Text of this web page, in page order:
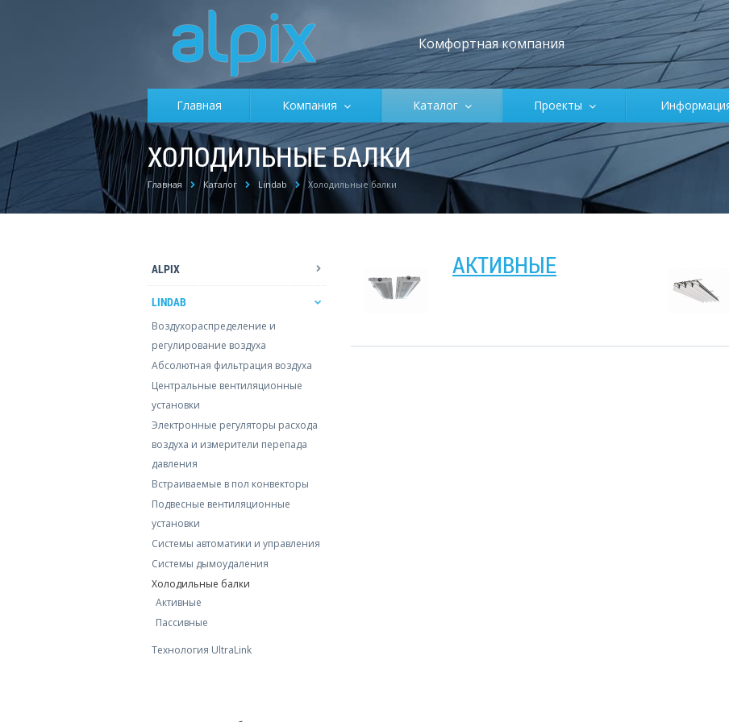
Комфортная компания
Главная Компания Каталог Проекты
ХОЛОДИЛЬНЫЕ БАЛКИ
Главная Каталог Lindab Холодильные балки
ALPIX
LINDAB
Воздухораспределение и
регулирование воздуха
Абсолютная фильтрация воздуха
Центральные вентиляционные
установки
Электронные регуляторы расхода
воздуха и измерители перепада
давления
Встраиваемые в пол конвекторы
Подвесные вентиляционные
установки
Системы автоматики и управления
Системы дымоудаления
Холодильные балки
Активные
Пассивные
Технология UltraLink
АКТИВНЫЕ